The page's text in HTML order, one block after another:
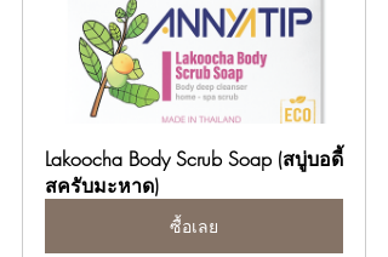
Lakoocha Body Scrub Soap (สบู่บอดี้
สครับมะหาด)
ซื้อเลย